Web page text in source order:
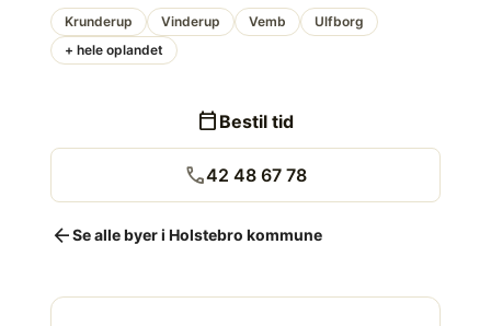
Krunderup Vinderup Vemb
Ulfborg
+ hele oplandet
calendar_today Bestil tid
call42 48 67 78
arrow_backSe alle byer i Holstebro kommune